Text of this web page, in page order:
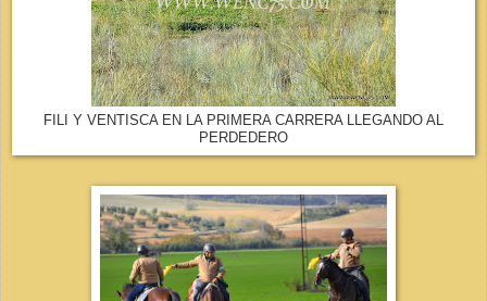
FILI Y VENTISCA EN LA PRIMERA CARRERA LLEGANDO AL
PERDEDERO